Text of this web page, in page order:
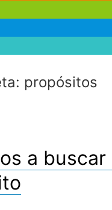
propósitos
a buscar